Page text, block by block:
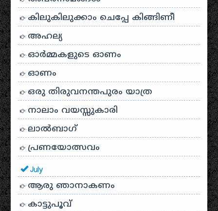
കിലുകിലുക്കാം ചെപ്പേ കിങ്ങിണീ
അഹല്യ
ഓര്‍മ്മകളുടെ ഓണം
ഓണം
ഒരു തിരുവനന്തപുരം യാത്ര
നാലാം വയസ്സുകാരി
ലാൽബാഗ്
പ്രണയോത്സവം
July
ആരു ഞാനാകണം
കാട്ടുപൂവ്